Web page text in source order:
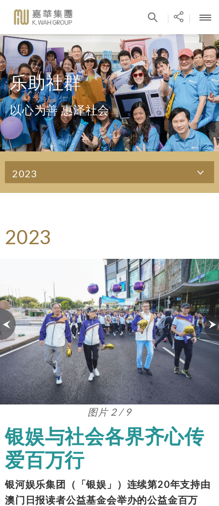
乐助社群
以心为善 惠泽社会
2023
2023
图片 3 / 9
银娱与社会各界齐心传
爱百万行
银河娱乐集团（「银娱」）连续第20年支持由
澳门日报读者公益基金会举办的公益金百万